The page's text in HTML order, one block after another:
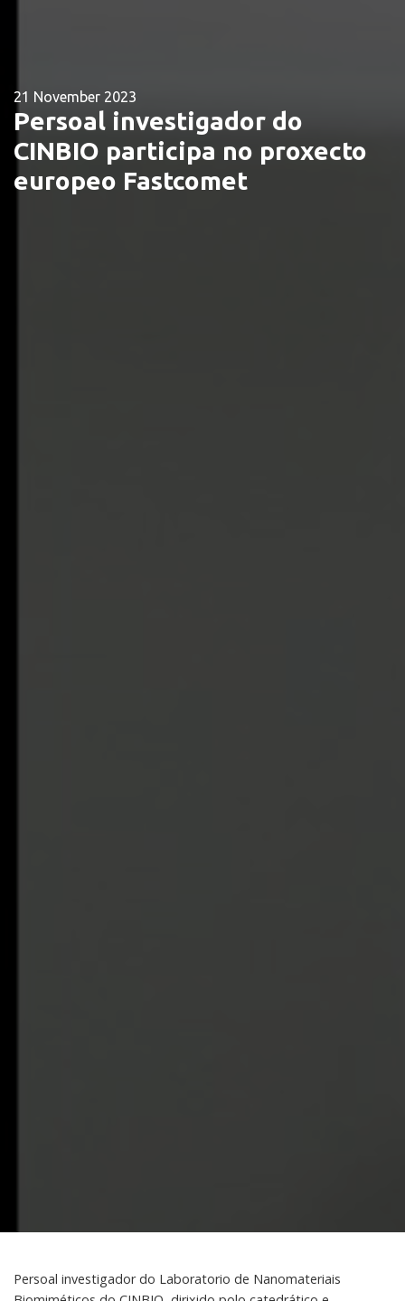
21 November 2023
Persoal investigador do
CINBIO participa no proxecto
europeo Fastcomet
Persoal investigador do Laboratorio de Nanomateriais